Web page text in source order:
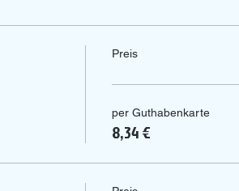
Preis
per Guthabenkarte
8,34 €